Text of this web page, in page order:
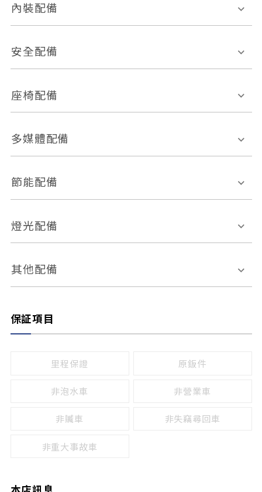
電動天窗
後視鏡方向指示燈
內裝配備
多功能方向盤
恆溫空調
安全配備
前座正面氣囊
ABS防鎖死
車道偏離警示
自動停車系統 盲點偵測系統
倒車雷達
座椅配備
皮椅
無
有
多媒體配備
外部音源接入
節能配備
引擎啟閉系統
燈光配備
感應頭燈
頭燈光源
其他配備
保証項目
里程保證 原鈑件
非泡水車 非營業車
非贓車 非失竊尋回車
非重大事故車